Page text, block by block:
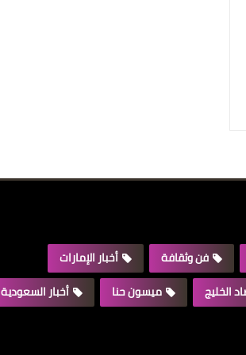
فن وثقافة
أخبار الإمارات
الخليج
ميسون حنا أخبار السعودية